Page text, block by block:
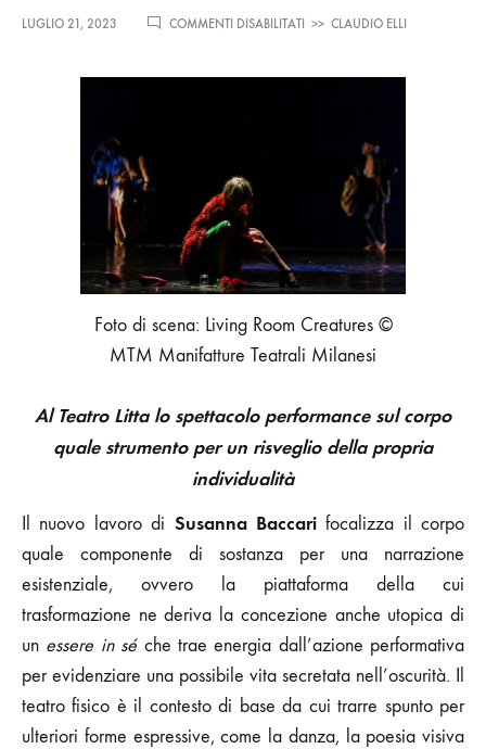
LUGLIO 21, 2023 COMMENTI DISABILITATI
SU
CREATURES.
IDENTITARIA
>> CLAUDIO ELLI
Foto di scena: Living Room Creatures ©
MTM Manifatture Teatrali Milanesi
Al Teatro Litta lo spettacolo performance sul corpo
quale strumento per un risveglio della propria
individualità
Il nuovo lavoro di Susanna Baccarifocalizza il corpo
quale componente di sostanza per una narrazione
esistenziale, ovvero la piattaforma della cui
trasformazione ne deriva la concezione anche utopica di
un essere in séche trae energia dall’azione performativa
per evidenziare una possibile vita secretata nell’oscurità. Il
teatro fisico è il contesto di base da cui trarre spunto per
ulteriori forme espressive, come la danza, la poesia visiva